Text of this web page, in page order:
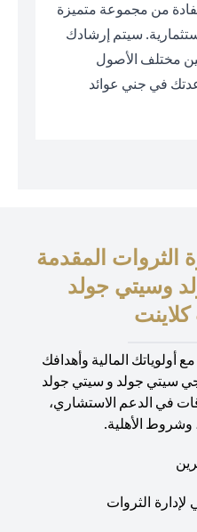
من مجموعة متميزة
سيتم إرشادك
الأصول
في جني عوائد
المقدمة
جولد
المالية وأهدافك
جولد و سيتي جولد
الدعم الاستشاري،
الأهلية.
الثروات